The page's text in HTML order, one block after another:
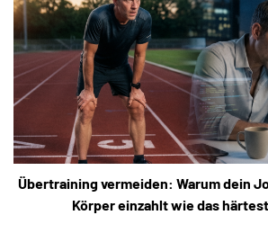
Übertraining vermeiden: Warum dein
Körper einzahlt wie das